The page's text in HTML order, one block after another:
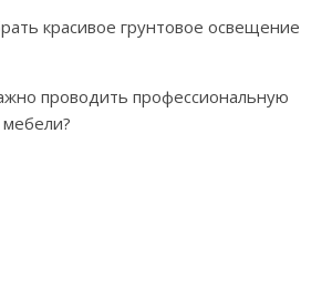
красивое грунтовое освещение
проводить профессиональную
мебели?